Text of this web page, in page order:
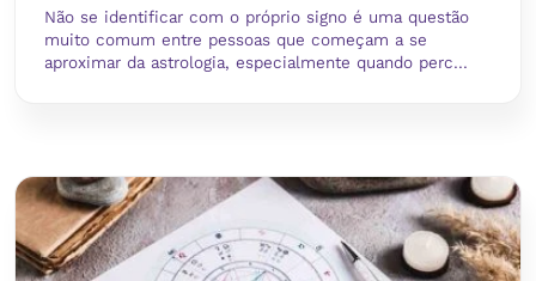
Não se identificar com o próprio signo é uma questão
muito comum entre pessoas que começam a se
aproximar da astrologia, especialmente quando perc...